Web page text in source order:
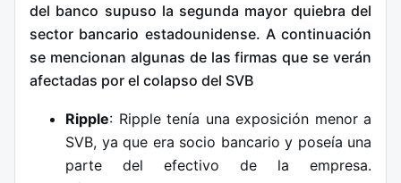
del banco supuso la segunda mayor quiebra del
sector bancario estadounidense. A continuación
se mencionan algunas de las firmas que se verán
afectadas por el colapso del SVB
Ripple: Ripple tenía una exposición menor a
SVB, ya que era socio bancario y poseía una
parte del efectivo de la empresa.